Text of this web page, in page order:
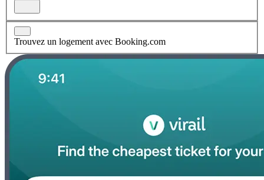
Trouvez un logement avec Booking.com